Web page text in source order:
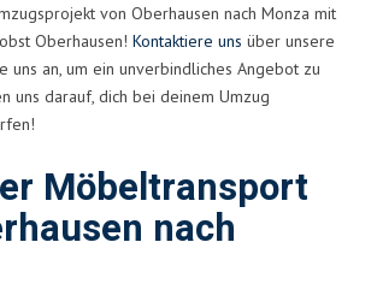
von Oberhausen nach Monza mit
Oberhausen! Kontaktiere uns über unsere
uns an, um ein unverbindliches Angebot zu
uns darauf, dich bei deinem Umzug
Möbeltransport
nach